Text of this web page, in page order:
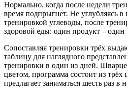
Нормально, когда после недели
время подпрыгнет. Не углубляясь в
тренировкой углеводы, после
здоровой еды: один продукт – один
Сопоставляя тренировки трёх
таблицу для наглядного
тренировки в один из дней.
цветом, программа состоит из
предлагает заниматься шесть раз в